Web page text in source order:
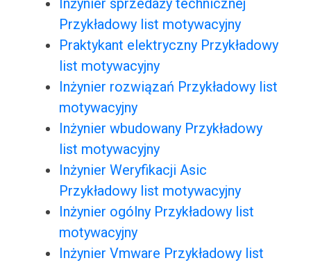
Inżynier sprzedaży technicznej
Przykładowy list motywacyjny
Praktykant elektryczny Przykładowy
list motywacyjny
Inżynier rozwiązań Przykładowy list
motywacyjny
Inżynier wbudowany Przykładowy
list motywacyjny
Inżynier Weryfikacji Asic
Przykładowy list motywacyjny
Inżynier ogólny Przykładowy list
motywacyjny
Inżynier Vmware Przykładowy list